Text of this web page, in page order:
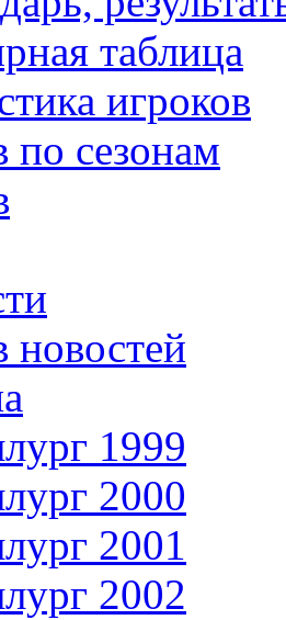
таблица
игроков
по сезонам
новостей
1999
2000
2001
2002